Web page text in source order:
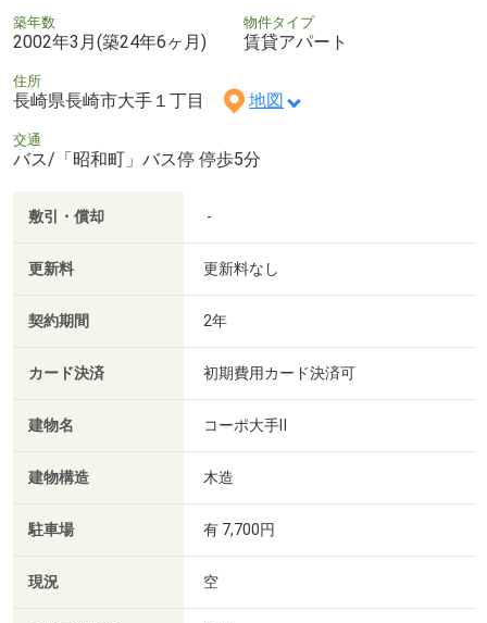
築年数
2002年3月(築24年6ヶ月)
物件タイプ
賃貸アパート
住所
長崎県長崎市大手１丁目 地図
交通
バス/「昭和町」バス停 停歩5分
敷引・償却 -
更新料 更新料なし
契約期間 2年
カード決済 初期費用カード決済可
建物名 コーポ大手Ⅱ
建物構造 木造
駐車場 有 7,700円
現況 空